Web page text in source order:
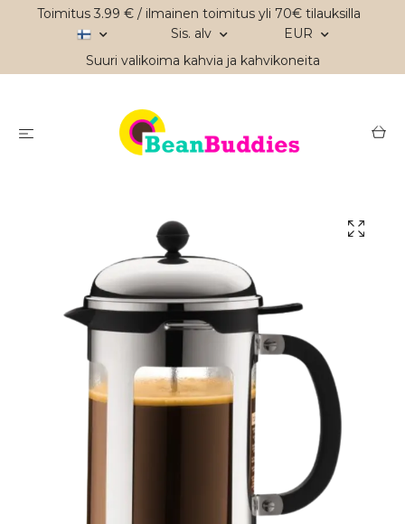
Toimitus 3.99 € / ilmainen toimitus yli 70€ tilauksilla
Sis. alv
EUR
Suuri valikoima kahvia ja kahvikoneita